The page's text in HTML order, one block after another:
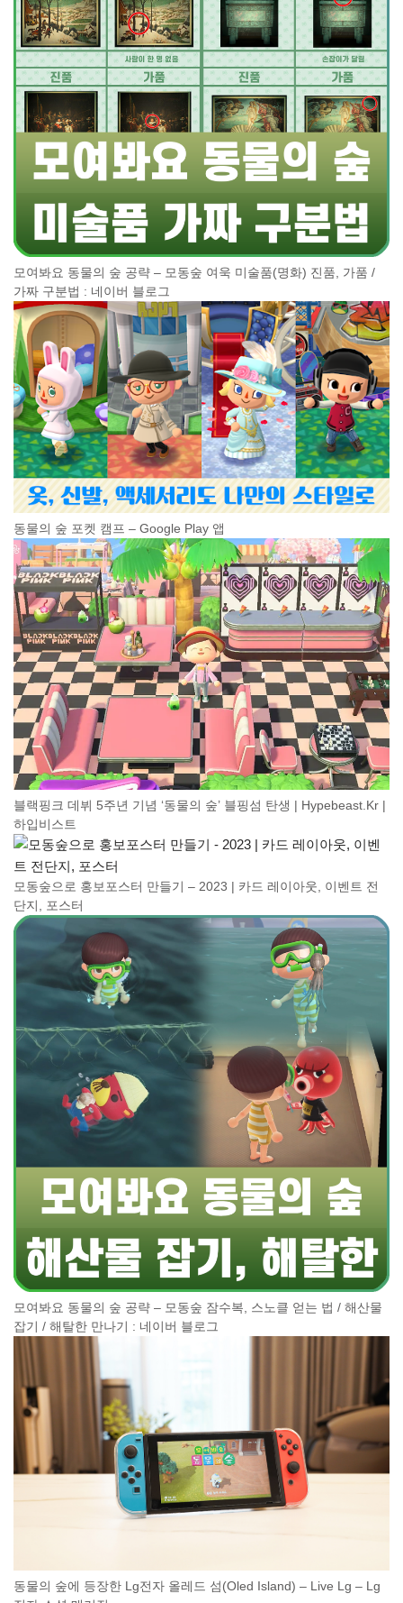
모여봐요 동물의 숲 공략 – 모동숲 여욱 미술품(명화) 진품, 가품 /
가짜 구분법 : 네이버 블로그
동물의 숲 포켓 캠프 – Google Play 앱
블랙핑크 데뷔 5주년 기념 ‘동물의 숲’ 블핑섬 탄생 | Hypebeast.Kr |
하입비스트
모동숲으로 홍보포스터 만들기 – 2023 | 카드 레이아웃, 이벤트 전
단지, 포스터
모여봐요 동물의 숲 공략 – 모동숲 잠수복, 스노클 얻는 법 / 해산물
잡기 / 해탈한 만나기 : 네이버 블로그
동물의 숲에 등장한 Lg전자 올레드 섬(Oled Island) – Live Lg – Lg